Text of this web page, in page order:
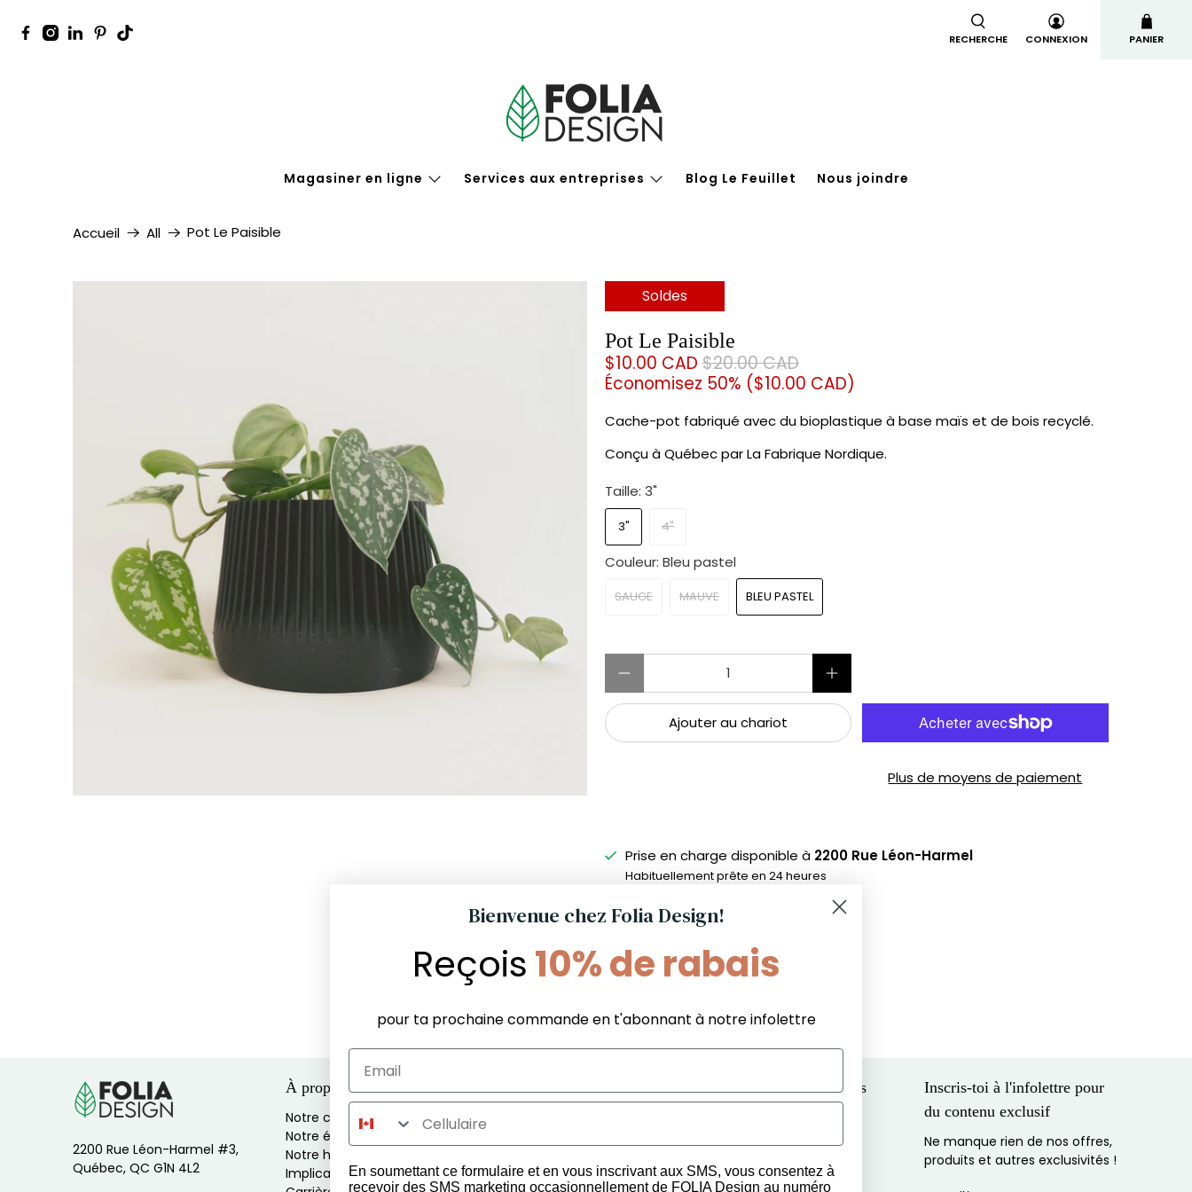
RECHERCHE CONNEXION PANIER
Magasiner en ligne Services aux entreprises Blog Le Feuillet Nous joindre
Accueil All Pot Le Paisible
Soldes
Pot Le Paisible
$10.00 CAD $20.00 CAD
Économisez 50% ($10.00 CAD)
Cache-pot fabriqué avec du bioplastique à base maïs et de bois recyclé.
Conçu à Québec par La Fabrique Nordique.
Taille: 3"
3" 4"
Couleur: Bleu pastel
SAUGE MAUVE BLEU PASTEL
Ajouter au chariot
Plus de moyens de paiement
Prise en charge disponible à 2200 Rue Léon-Harmel
Habituellement prête en 24 heures
Afficher les informations du magasin
Nos recommandations pour toi !
2200 Rue Léon-Harmel #3,
Québec, QC G1N 4L2
À propos
Notre culture
Notre équipe
Notre histoire
Implications sociales
livraison
Services aux entreprises
Inscris-toi à l'infolettre pour
du contenu exclusif
Ne manque rien de nos offres,
produits et autres exclusivités !
Bienvenue chez Folia Design!
Reçois10% de rabais
pour ta prochaine commande en t'abonnant à notre infolettre
En soumettant ce formulaire et en vous inscrivant aux SMS, vous consentez à
recevoir des SMS marketing occasionnellement de FOLIA Design au numéro